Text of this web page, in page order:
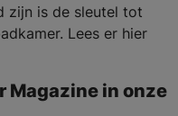
zijn is de sleutel tot
Lees er hier
Magazine in onze